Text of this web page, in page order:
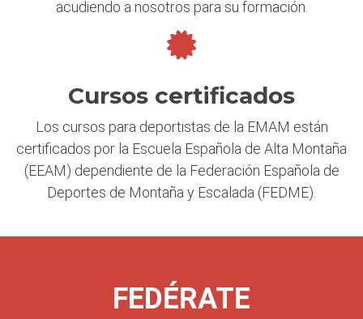
acudiendo a nosotros para su formación.
Cursos certificados
Los cursos para deportistas de la EMAM están
certificados por la Escuela Española de Alta Montaña
(EEAM) dependiente de la Federación Española de
Deportes de Montaña y Escalada (FEDME).
FEDÉRATE